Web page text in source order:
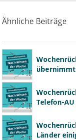
Ähnliche Beiträge
Warken
Telefon-AU
Länder